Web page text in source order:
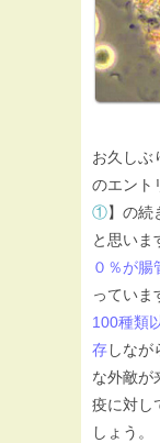
お久しぶ
のエント
①】の続
と思いま
０％が腸
っていま
100種類
存しなが
な外敵が
疫に対し
しょう。